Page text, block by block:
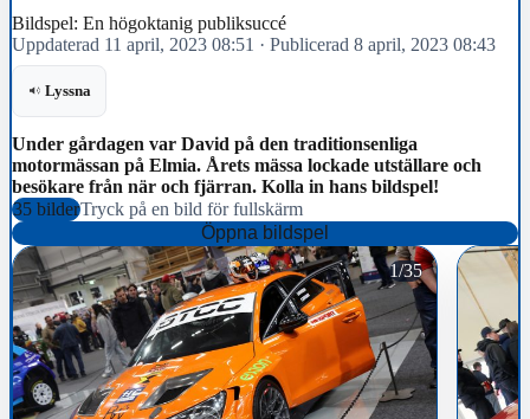
Bildspel: En högoktanig publiksuccé
Uppdaterad 11 april, 2023 08:51 · Publicerad 8 april, 2023 08:43
Lyssna
Under gårdagen var David på den traditionsenliga
motormässan på Elmia. Årets mässa lockade utställare och
besökare från när och fjärran. Kolla in hans bildspel!
35 bilderTryck på en bild för fullskärm
Öppna bildspel
1/35